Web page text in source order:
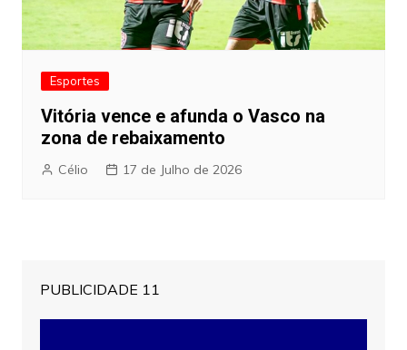
Esportes
Vitória vence e afunda o Vasco na
zona de rebaixamento
Célio 17 de Julho de 2026
PUBLICIDADE 11